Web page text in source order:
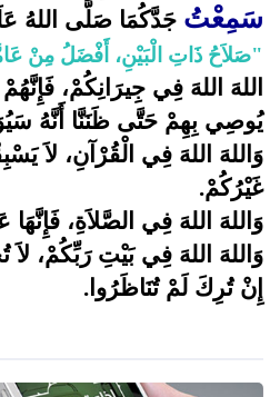
سَمِعْتُ جَدَّكُمَا صَلَّى اللهُ
"صَلاَحُ ذَاتِ الْبَيْنِ، أَفْضَلُ مِنْ
اللهَ اللهَ فِي جِيرَانِكُمْ،
يُوصِي بِهِمْ حَتَّى ظَنَنَّا أَنَّهُ
وَاللهَ اللهَ فِي الْقُرْآنِ، لاَ
غَيْرُكُمْ.
وَاللهَ اللهَ فِي الصَّلاَةِ، فَإِنَّهَا
وَاللهَ اللهَ فِي بَيْتِ رَبِّكُمْ، لاَ
إِنْ تُرِكَ لَمْ تُنَاظَرُوا .